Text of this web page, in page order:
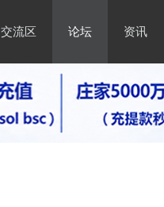
交流区 论坛 资讯